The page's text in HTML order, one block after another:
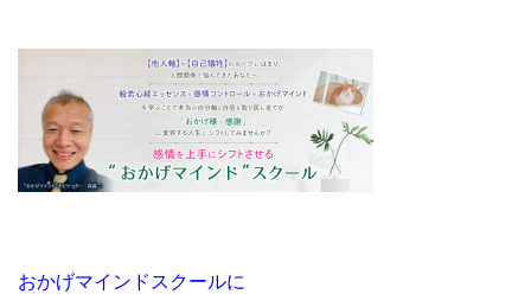
おかげマインドスクールに